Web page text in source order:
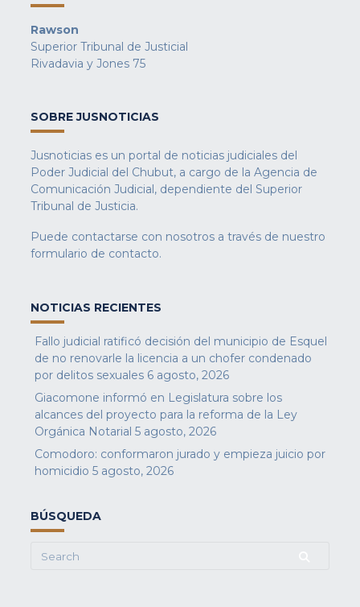
Rawson
Superior Tribunal de Justicial
Rivadavia y Jones 75
SOBRE JUSNOTICIAS
Jusnoticias es un portal de noticias judiciales del
Poder Judicial del Chubut, a cargo de la Agencia de
Comunicación Judicial, dependiente del Superior
Tribunal de Justicia.
Puede contactarse con nosotros a través de nuestro
formulario de contacto.
NOTICIAS RECIENTES
Fallo judicial ratificó decisión del municipio de Esquel
de no renovarle la licencia a un chofer condenado
por delitos sexuales 6 agosto, 2026
Giacomone informó en Legislatura sobre los
alcances del proyecto para la reforma de la Ley
Orgánica Notarial 5 agosto, 2026
Comodoro: conformaron jurado y empieza juicio por
homicidio 5 agosto, 2026
BÚSQUEDA
Search